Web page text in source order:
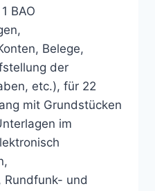
BAO
Belege,
der
etc.), für 22
mit Grundstücken
im
Rundfunk- und